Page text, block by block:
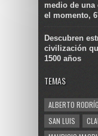
medio de una
el momento,
Descubren
civilización
1500 años
TEMAS
ALBERTO
SAN LUIS